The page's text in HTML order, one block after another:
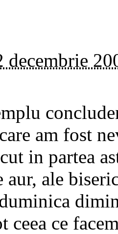
decembrie
am fost
in partea
aur, ale
ce